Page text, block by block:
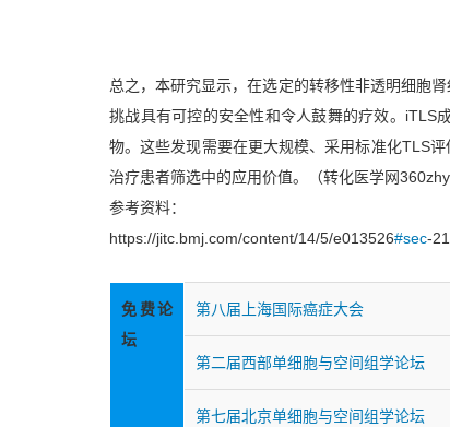
总之，本研究显示，在选定的转移性非透明细胞
挑战具有可控的安全性和令人鼓舞的疗效。iTLS
物。这些发现需要在更大规模、采用标准化TLS
治疗患者筛选中的应用价值。（转化医学网
参考资料：
https://jitc.bmj.com/content/14/5/e013526#sec-21
免费论
坛
第八届上海国际癌症大会
第二届西部单细胞与空间组学论坛
第七届北京单细胞与空间组学论坛